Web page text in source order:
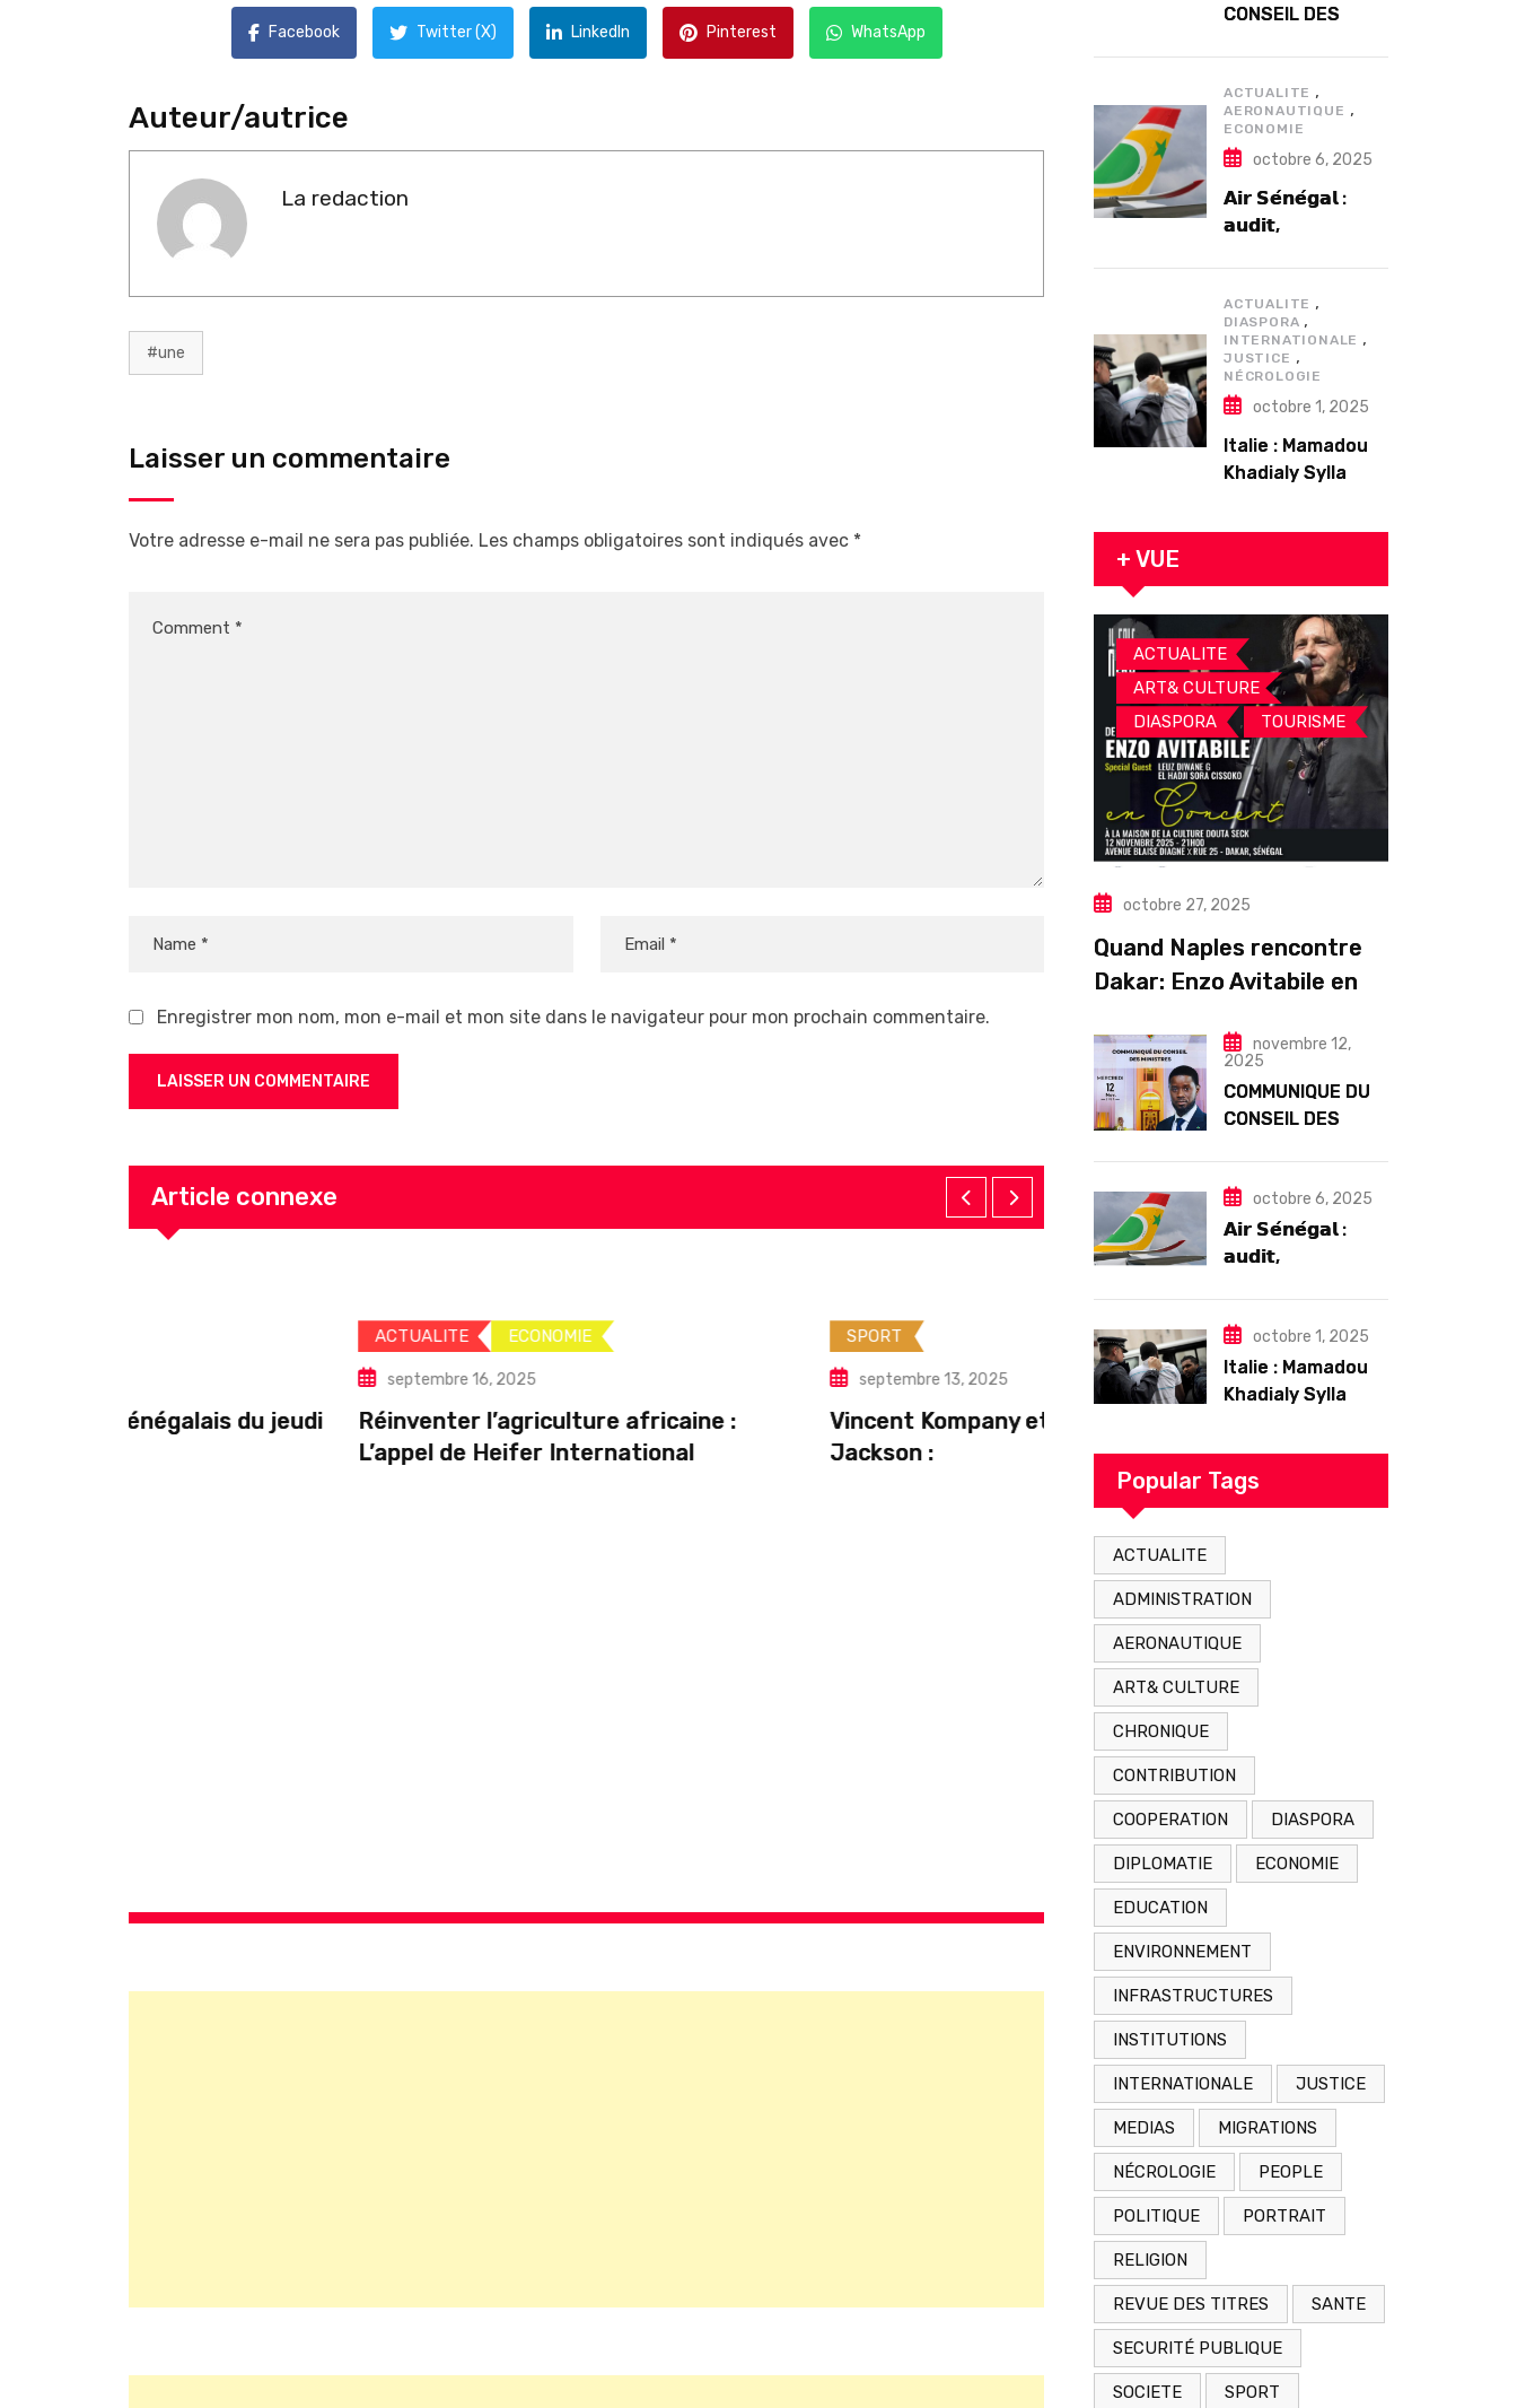
Facebook Twitter (X) LinkedIn Pinterest WhatsApp
Auteur/autrice
La redaction
#une
Laisser un commentaire
Votre adresse e-mail ne sera pas publiée. Les champs obligatoires sont indiqués avec *
Enregistrer mon nom, mon e-mail et mon site dans le navigateur pour mon prochain commentaire.
Article connexe
Réinventer l’agriculture africaine :
L’appel de Heifer International
Vincent Kompany et l’étoffe de Nicolas
Jackson :
SPORT
septembre 13, 2025
Bayern
CONSEIL DES
NOVEMBRE 2025
ACTUALITE ,
AERONAUTIQUE ,
ECONOMIE
octobre 6, 2025
𝗔𝗶𝗿 𝗦𝗲́𝗻𝗲́𝗴𝗮𝗹 :
𝗮𝘂𝗱𝗶𝘁,
𝘀𝘁𝗿𝘂𝗰𝘁𝘂𝗿𝗲𝗹𝘀
𝗮𝗽𝗿𝗲̀𝘀 7 𝗮𝗻𝘀
𝗱’𝗲𝘅𝗶𝘀𝘁𝗲𝗻𝗰𝗲
ACTUALITE ,
DIASPORA ,
INTERNATIONALE ,
JUSTICE ,
NÉCROLOGIE
octobre 1, 2025
Italie : Mamadou
Khadialy Sylla
Tambacounda,
prison 24 heures
arrestation
+ VUE
ACTUALITE ,
ART& CULTURE ,
DIASPORA , TOURISME
octobre 27, 2025
Quand Naples rencontre
Dakar: Enzo Avitabile en
Douta Seck
novembre 12,
2025
COMMUNIQUE DU
CONSEIL DES
NOVEMBRE 2025
octobre 6, 2025
𝗔𝗶𝗿 𝗦𝗲́𝗻𝗲́𝗴𝗮𝗹 :
𝗮𝘂𝗱𝗶𝘁,
𝘀𝘁𝗿𝘂𝗰𝘁𝘂𝗿𝗲𝗹𝘀
𝗮𝗽𝗿𝗲̀𝘀 7 𝗮𝗻𝘀
𝗱’𝗲𝘅𝗶𝘀𝘁𝗲𝗻𝗰𝗲
octobre 1, 2025
Italie : Mamadou
Khadialy Sylla
Tambacounda,
est décédé en
prison 24 heures
Popular Tags
ACTUALITE
ADMINISTRATION
AERONAUTIQUE
ART& CULTURE
CHRONIQUE
CONTRIBUTION
COOPERATION DIASPORA
DIPLOMATIE ECONOMIE
EDUCATION
ENVIRONNEMENT
INFRASTRUCTURES
INSTITUTIONS
INTERNATIONALE JUSTICE
MEDIAS MIGRATIONS
NÉCROLOGIE PEOPLE
POLITIQUE PORTRAIT
RELIGION
REVUE DES TITRES SANTE
SECURITÉ PUBLIQUE
SOCIETE SPORT